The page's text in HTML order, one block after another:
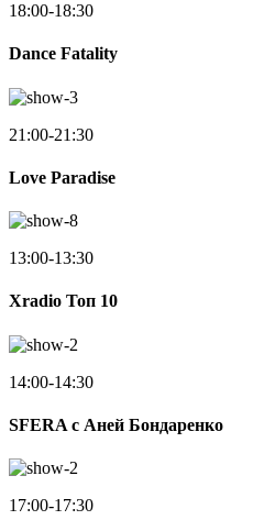
18:00-18:30
Dance Fatality
21:00-21:30
Love Paradise
13:00-13:30
Xradio Топ 10
14:00-14:30
SFERA с Аней Бондаренко
17:00-17:30